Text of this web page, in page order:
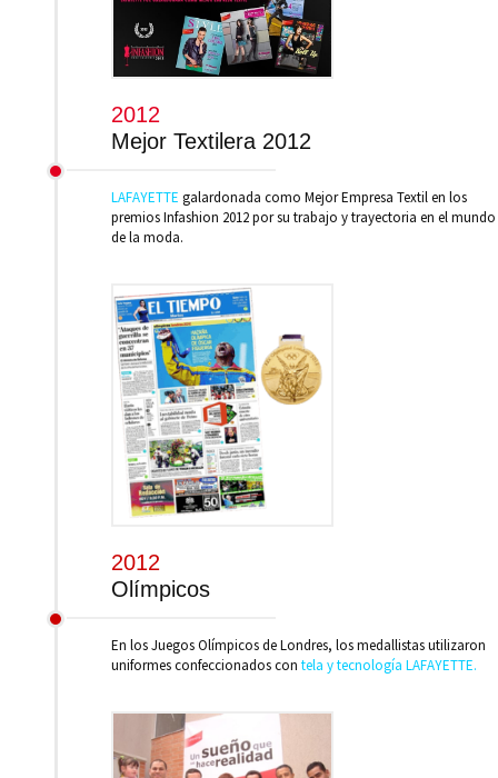
2012
Mejor Textilera 2012
LAFAYETTE galardonada como Mejor Empresa Textil en los
premios Infashion 2012 por su trabajo y trayectoria en el mundo
de la moda.
2012
Olímpicos
En los Juegos Olímpicos de Londres, los medallistas utilizaron
uniformes confeccionados con tela y tecnología LAFAYETTE.